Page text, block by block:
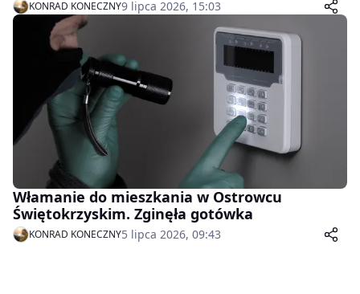
KONRAD KONECZNY9 lipca 2026, 15:03
Włamanie do mieszkania w Ostrowcu
Świętokrzyskim. Zginęła gotówka
KONRAD KONECZNY5 lipca 2026, 09:43